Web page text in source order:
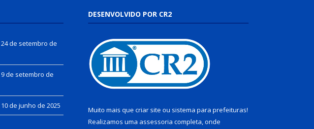
24 de setembro de
9 de setembro de
10 de junho de 2025
DESENVOLVIDO POR CR2
Muito mais que criar site ou sistema para prefeituras!
Realizamos uma assessoria completa, onde